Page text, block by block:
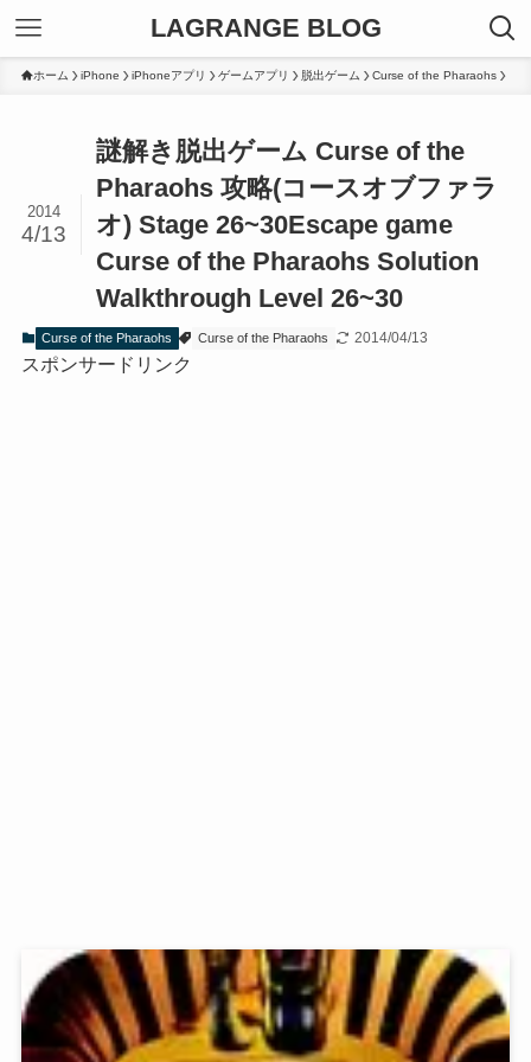
LAGRANGE BLOG
ホーム iPhone iPhoneアプリ ゲームアプリ 脱出ゲーム Curse of the Pharaohs
謎解き脱出ゲーム Curse of the
Pharaohs 攻略(コースオブファラ
オ) Stage 26~30Escape game
Curse of the Pharaohs Solution
Walkthrough Level 26~30
2014
4/13
Curse of the Pharaohs Curse of the Pharaohs 2014/04/13
スポンサードリンク